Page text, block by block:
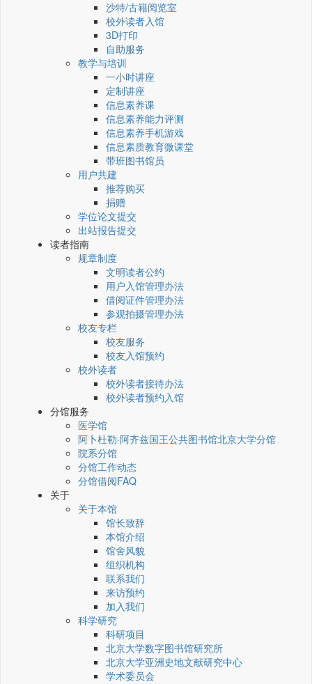
沙特/古籍阅览室
校外读者入馆
3D打印
自助服务
教学与培训
一小时讲座
定制讲座
信息素养课
信息素养能力评测
信息素养手机游戏
信息素质教育微课堂
带班图书馆员
用户共建
推荐购买
捐赠
学位论文提交
出站报告提交
读者指南
规章制度
文明读者公约
用户入馆管理办法
借阅证件管理办法
参观拍摄管理办法
校友专栏
校友服务
校友入馆预约
校外读者
校外读者接待办法
校外读者预约入馆
分馆服务
医学馆
阿卜杜勒·阿齐兹国王公共图书馆北京大学分馆
院系分馆
分馆工作动态
分馆借阅FAQ
关于
关于本馆
馆长致辞
本馆介绍
馆舍风貌
组织机构
联系我们
来访预约
加入我们
科学研究
科研项目
北京大学数字图书馆研究所
北京大学亚洲史地文献研究中心
学术委员会